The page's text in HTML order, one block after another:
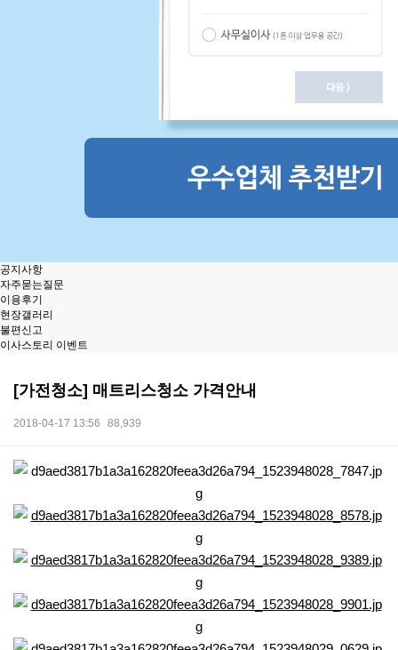
공지사항
자주묻는질문
이용후기
현장갤러리
불편신고
이사스토리 이벤트
[가전청소] 매트리스청소 가격안내
2018-04-17 13:56 88,939
본문